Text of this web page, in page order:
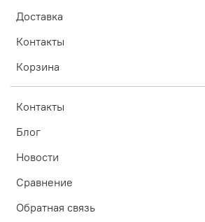
Доставка
Контакты
Корзина
Контакты
Блог
Новости
Сравнение
Обратная связь